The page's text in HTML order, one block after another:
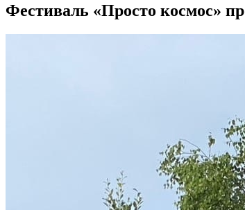
Фестиваль «Просто космос»